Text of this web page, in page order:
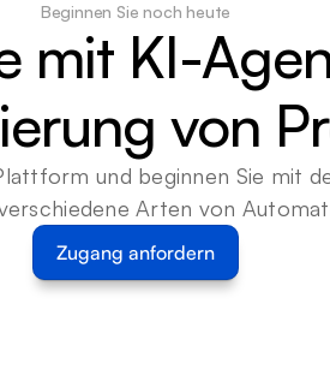
Beginnen Sie noch heute
mit KI-
von
und beginnen Sie mit
Arten von
Zugang anfordern